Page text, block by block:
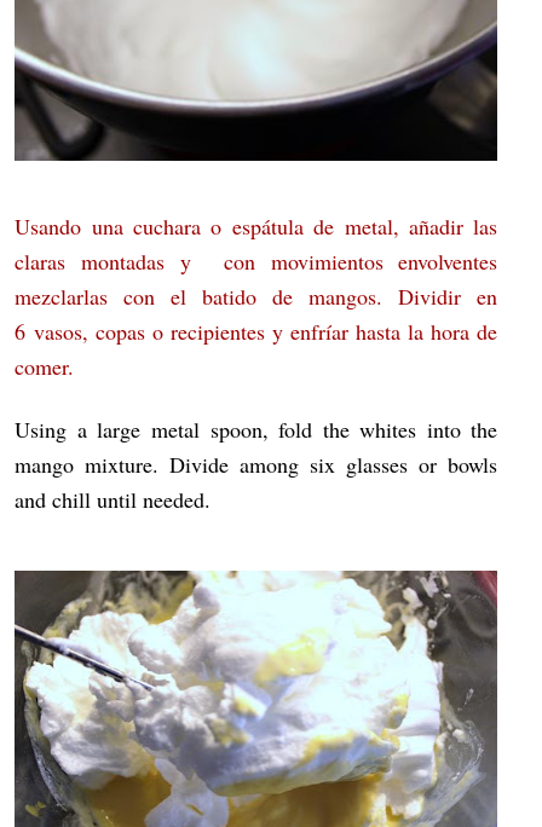
Usando una cuchara o espátula de metal, añadir las
claras montadas y con movimientos envolventes
mezclarlas con el batido de mangos. Dividir en
6 vasos, copas o recipientes y enfríar hasta la hora de
comer.
Using a large metal spoon, fold the whites into the
mango mixture. Divide among six glasses or bowls
and chill until needed.